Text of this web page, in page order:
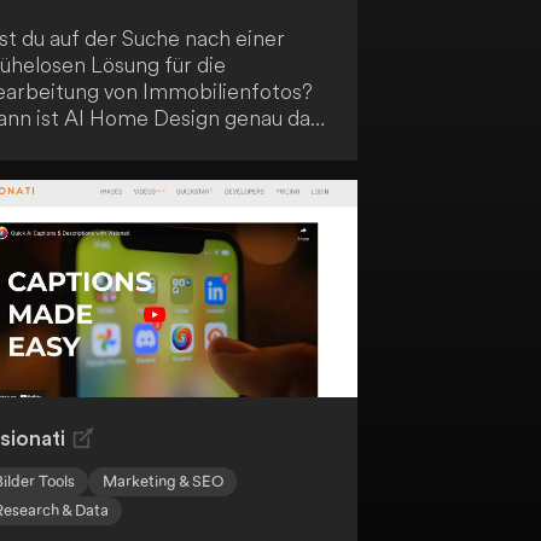
du auf der Suche nach einer
Lösung für die
von Immobilienfotos?
ist AI Home Design genau das
bietet dir erstklassige und
die
Immobilienvertrieb
Lass dich von der
der KI überzeugen und
von diesem innovativen
Tools
Marketing & SEO
& Data